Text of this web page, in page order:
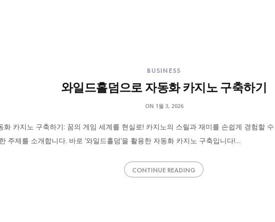
BUSINESS
와일드홀덤으로 자동화 카지노 구축하기
ON 1월 3, 2026
화 카지노 구축하기: 꿈의 게임 세계를 현실로! 카지노의 스릴과 재미를 손쉽게 경험할
주제를 소개합니다. 바로 ‘와일드홀덤’을 활용한 자동화 카지노 구축입니다!…
CONTINUE READING